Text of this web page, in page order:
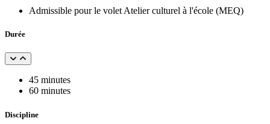
Admissible pour le volet Atelier culturel à l'école (MEQ)
Durée
45 minutes
60 minutes
Discipline